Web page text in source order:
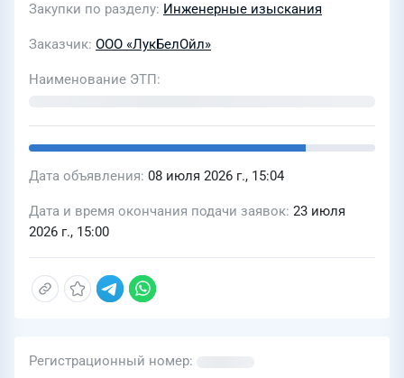
Закупки по разделу Инженерные изыскания
Заказчик ООО «ЛукБелОйл»
Наименование ЭТП
Дата объявления 08 июля 2026 г., 15:04
Дата и время окончания подачи заявок 23 июля
2026 г., 15:00
Регистрационный номер